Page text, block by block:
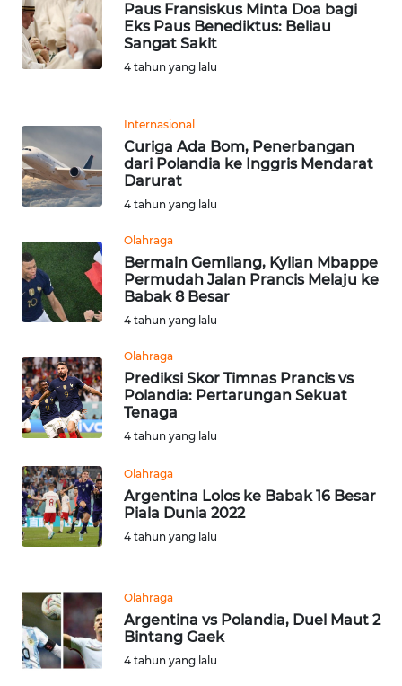
Paus Fransiskus Minta Doa bagi
Eks Paus Benediktus: Beliau
Sangat Sakit
4 tahun yang lalu
Internasional
Curiga Ada Bom, Penerbangan
dari Polandia ke Inggris Mendarat
Darurat
4 tahun yang lalu
Olahraga
Bermain Gemilang, Kylian Mbappe
Permudah Jalan Prancis Melaju ke
Babak 8 Besar
4 tahun yang lalu
Olahraga
Prediksi Skor Timnas Prancis vs
Polandia: Pertarungan Sekuat
Tenaga
4 tahun yang lalu
Olahraga
Argentina Lolos ke Babak 16 Besar
Piala Dunia 2022
4 tahun yang lalu
Olahraga
Argentina vs Polandia, Duel Maut 2
Bintang Gaek
4 tahun yang lalu
WN
NIAS
WN
TAPANULI
SELATAN
WN
TANJUNG
LESUNG
WN
WN
SIMALUNGUN
LABUHANBATU
WN
TAPANULI
WN DELI
SERDANG